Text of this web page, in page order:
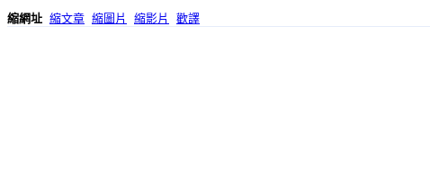
縮網址 縮文章 縮圖片 縮影片 歡譯